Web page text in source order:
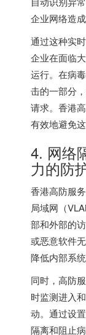
企业网络造成
通过这种实
企业在面临
运行。在病
击的一部分
请求。香港
有效地避免
4. 网络
力的防
香港高防服
局域网（
部和外部的
或恶意软件
降低内部系
同时，高防
时监测进入
动。通过设
隔离和阻止